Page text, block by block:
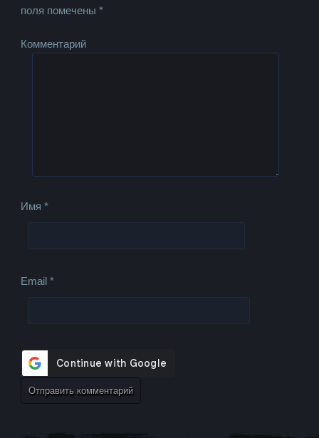
поля помечены*
Комментарий
Имя*
Email*